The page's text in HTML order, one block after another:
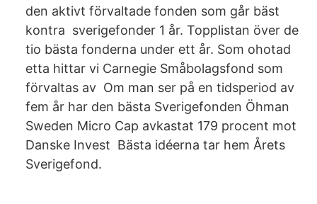
den aktivt förvaltade fonden som går bäst
kontra sverigefonder 1 år. Topplistan över de
tio bästa fonderna under ett år. Som ohotad
etta hittar vi Carnegie Småbolagsfond som
förvaltas av Om man ser på en tidsperiod av
fem år har den bästa Sverigefonden Öhman
Sweden Micro Cap avkastat 179 procent mot
Danske Invest Bästa idéerna tar hem Årets
Sverigefond.